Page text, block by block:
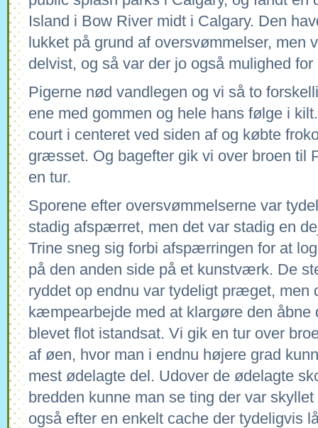
Island i Bow River midt i Calgary. Den
lukket på grund af oversvømmelser, men
delvist, og så var der jo også mulighed for
Pigerne nød vandlegen og vi så to
ene med gommen og hele hans følge i
court i centeret ved siden af og købte
græsset. Og bagefter gik vi over broen til
en tur.
Sporene efter oversvømmelserne var
stadig afspærret, men det var stadig en
Trine sneg sig forbi afspærringen for at
på den anden side på et kunstværk. De
ryddet op endnu var tydeligt præget, men
kæmpearbejde med at klargøre den åbne
blevet flot istandsat. Vi gik en tur over
af øen, hvor man i endnu højere grad
mest ødelagte del. Udover de ødelagte
bredden kunne man se ting der var
også efter en enkelt cache der tydeligvis